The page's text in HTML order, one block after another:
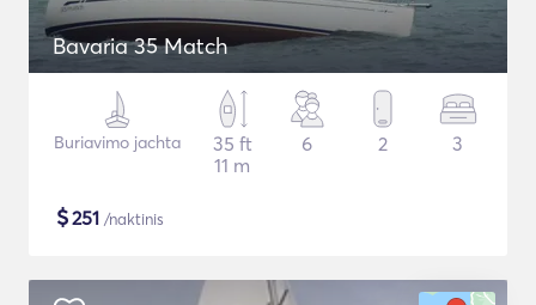
Bavaria 35 Match
Buriavimo jachta
35 ft
11 m
6 2 3
$251 /naktinis